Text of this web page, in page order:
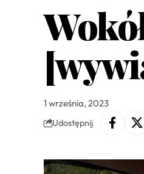
1 września, 2023
Udostępnij